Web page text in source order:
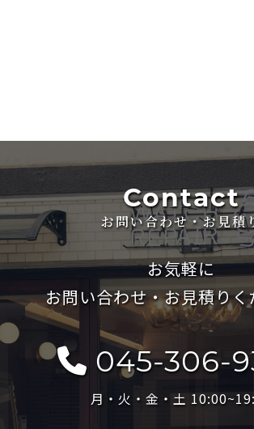
Contact
お問い合わせ・お見積
お気軽に
お問い合わせ・お見積りく
045-306-
月・火・金・土